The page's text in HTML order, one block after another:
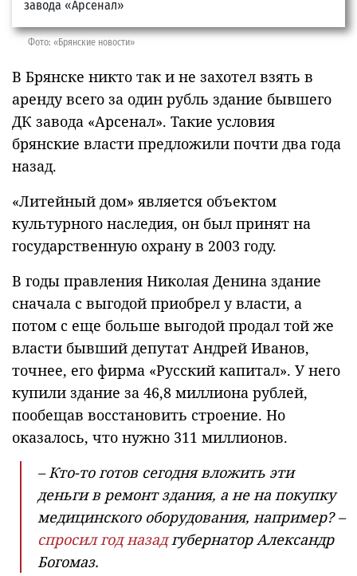
Фото: «Брянские новости»
В Брянске никто так и не захотел взять в
аренду всего за один рубль здание бывшего
ДК завода «Арсенал». Такие условия
брянские власти предложили почти два года
назад.
«Литейный дом» является объектом
культурного наследия, он был принят на
государственную охрану в 2003 году.
В годы правления Николая Денина здание
сначала с выгодой приобрел у власти, а
потом с еще больше выгодой продал той же
власти бывший депутат Андрей Иванов,
точнее, его фирма «Русский капитал». У него
купили здание за 46,8 миллиона рублей,
пообещав восстановить строение. Но
оказалось, что нужно 311 миллионов.
– Кто-то готов сегодня вложить эти
деньги в ремонт здания, а не на покупку
медицинского оборудования, например? –
спросил год назадгубернатор Александр
Богомаз.